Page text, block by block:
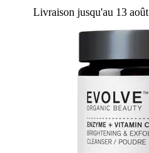
Livraison jusqu'au 13 août